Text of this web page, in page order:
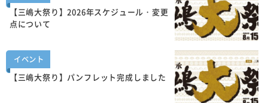
【三嶋大祭り】2026年スケジュール・変更
点について
イベント
【三嶋大祭り】パンフレット完成しました